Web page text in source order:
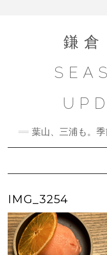
鎌倉
葉山、三浦も。
IMG_3254